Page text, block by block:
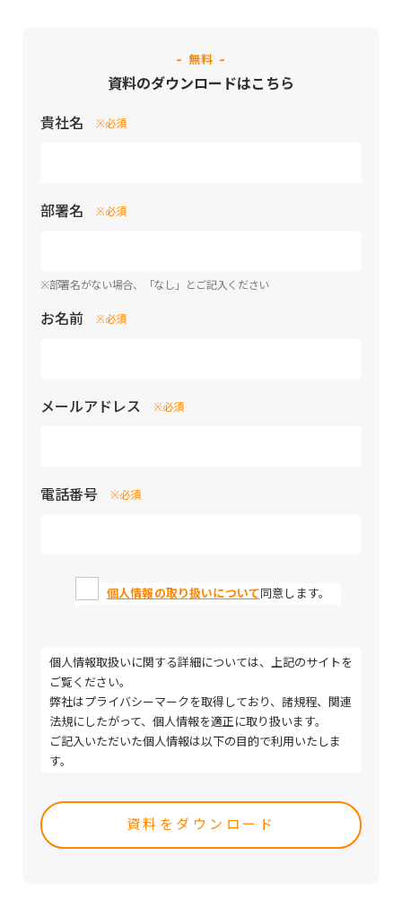
- 無料 -
資料のダウンロードはこちら
貴社名 ※必須
部署名 ※必須
※部署名がない場合、「なし」とご記入ください
お名前 ※必須
メールアドレス ※必須
電話番号 ※必須
個人情報の取り扱いについて 同意します。
個人情報取扱いに関する詳細については、上記のサイトを
ご覧ください。
弊社はプライバシーマークを取得しており、諸規程、関連
法規にしたがって、個人情報を適正に取り扱います。
ご記入いただいた個人情報は以下の目的で利用いたしま
す。
注、決済および対応
・取引（提案）に基づく役務等の授受
・当社サービス等に関する情報の提供、収集および伝達
leave
this
field